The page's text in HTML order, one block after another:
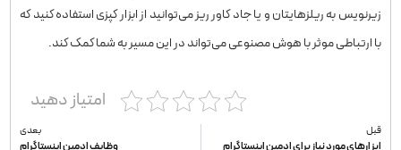
زیرنویس به ریلزهایتان و یا جاد کاور ریز می‌توانید از ابزار کپزی استفاده کنید که
با ارتباطی موثر با هوش مصنوعی می‌تواند در این مسیر به شما کمک کند.
امتیاز دهید
قبل
ابزارهای مورد نیاز برای ادمین اینستاگرام
بعدی
وظایف ادمین اینستاگرام